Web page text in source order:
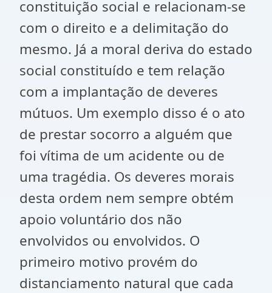
constituição social e relacionam-se
com o direito e a delimitação do
mesmo. Já a moral deriva do estado
social constituído e tem relação
com a implantação de deveres
mútuos. Um exemplo disso é o ato
de prestar socorro a alguém que
foi vítima de um acidente ou de
uma tragédia. Os deveres morais
desta ordem nem sempre obtém
apoio voluntário dos não
envolvidos ou envolvidos. O
primeiro motivo provém do
distanciamento natural que cada